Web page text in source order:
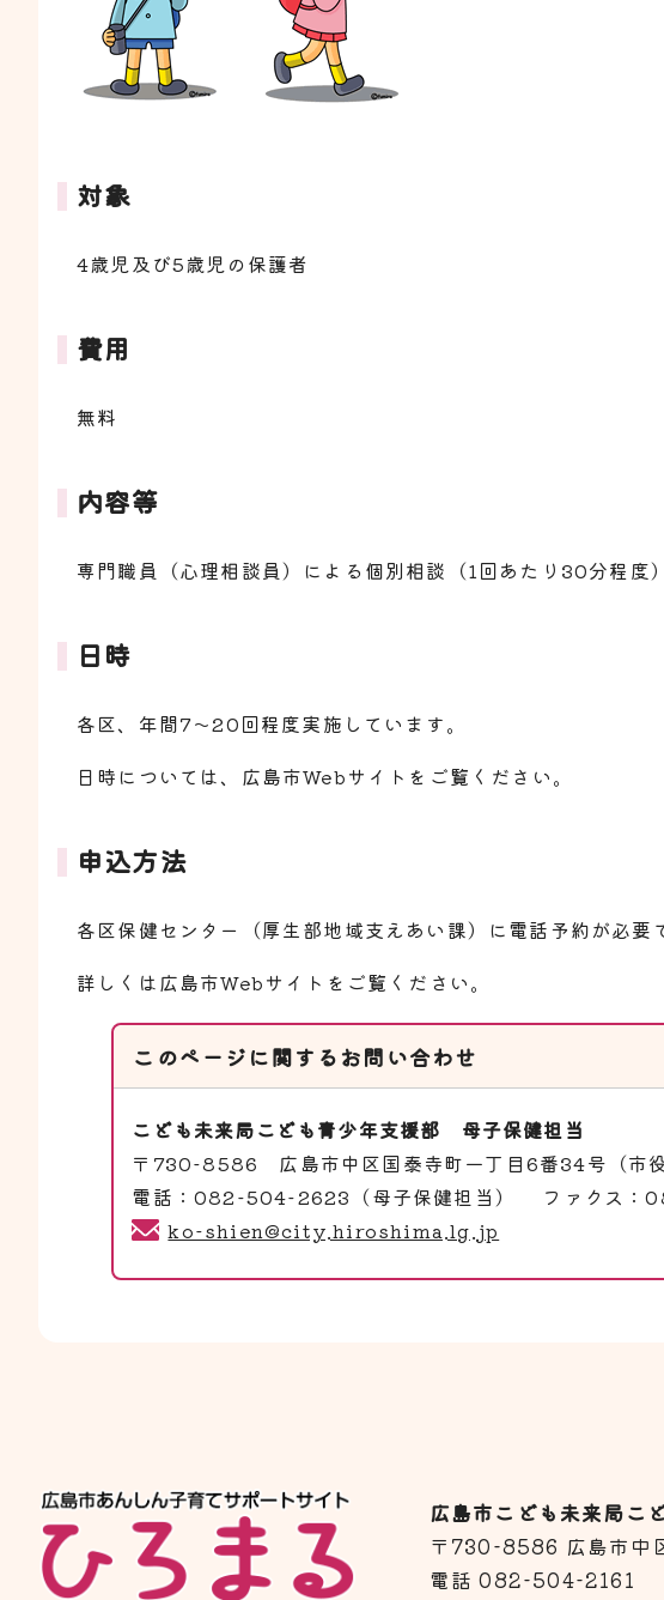
対象
4歳児及び5歳児の保護者
費用
無料
内容等
専門職員（心理相談員）による個別相談（1回あたり30分程度）
日時
各区、年間7～20回程度実施しています。
日時については、広島市Webサイトをご覧ください。
申込方法
各区保健センター（厚生部地域支えあい課）に電話予約が必要
詳しくは広島市Webサイトをご覧ください。
このページに関する お問い合わせ
こども未来局こども青少年支援部 母子保健担当
〒730-8586 広島市中区国泰寺町一丁目6番34号（市役
電話：082-504-2623（母子保健担当） ファクス：
ko-shien@city.hiroshima.lg.jp
広島市こども未来局こ
〒730-8586 広島市中
電話 082-504-2161